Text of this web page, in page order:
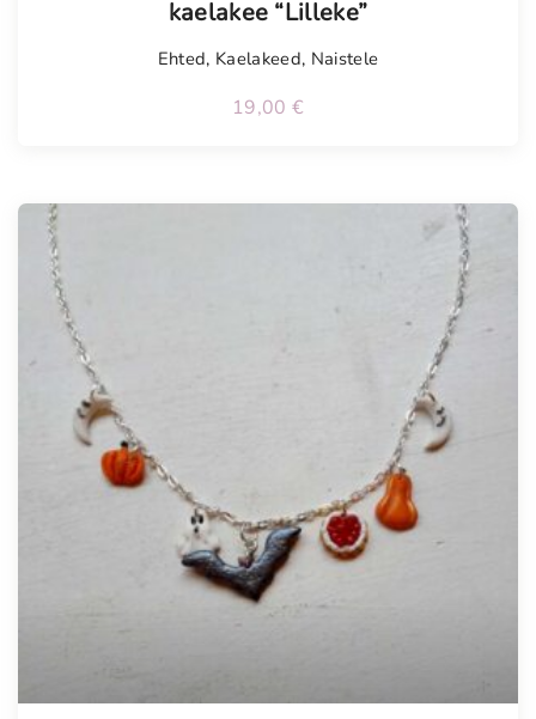
kaelakee “Lilleke”
Ehted, Kaelakeed, Naistele
19,00 €